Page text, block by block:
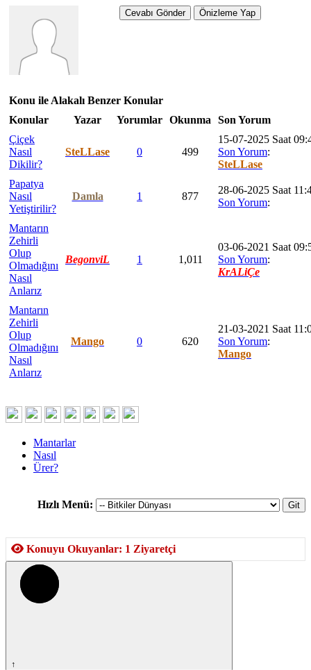
Konu ile Alakalı Benzer Konular
Konular
Yazar Yorumlar Okunma
Son Yorum
Çiçek
Nasıl
Dikilir?
SteLLase 0 499
15-07-2025 Saat
Son Yorum:
SteLLase
Papatya
Nasıl
Yetiştirilir?
Damla 1 877
28-06-2025 Saat
Son Yorum:
Mantarın
Zehirli
Olup
Olmadığını
Nasıl
Anlarız
BegonviL 1 1,011
03-06-2021 Saat
Son Yorum:
KrALiÇe
Mantarın
Zehirli
Olup
Olmadığını
Nasıl
Anlarız
Mango 0 620
21-03-2021 Saat
Son Yorum:
Mango
Mantarlar
Nasıl
Ürer?
Hızlı Menü:
Konuyu Okuyanlar: 1 Ziyaretçi
↑